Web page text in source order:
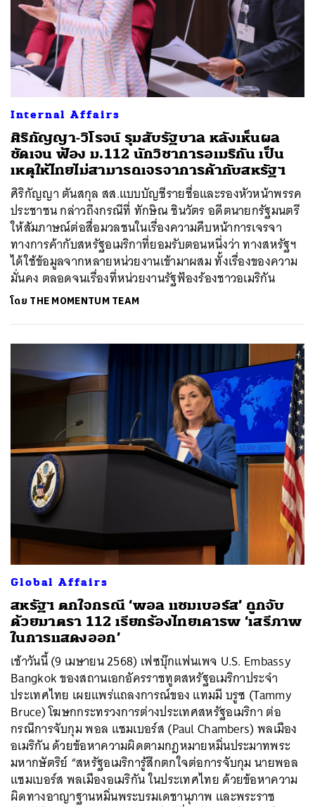
Internal Affairs
ศิริกัญญา-วิโรจน์ รุมสับรัฐบาล หลังเห็นผล
ชัดเจน ฟ้อง ม.112 นักวิชาการอเมริกัน เป็น
เหตุให้ไทยไม่สามารถเจรจาการค้ากับสหรัฐฯ
ศิริกัญญา ตันสกุล สส.แบบบัญชีรายชื่อและรองหัวหน้าพรรค
ประชาชน กล่าวถึงกรณีที่ ทักษิณ ชินวัตร อดีตนายกรัฐมนตรี
ให้สัมภาษณ์ต่อสื่อมวลชนในเรื่องความคืบหน้าการเจรจา
ทางการค้ากับสหรัฐอเมริกาที่ยอมรับตอนหนึ่งว่า ทางสหรัฐฯ
ได้ใช้ข้อมูลจากหลายหน่วยงานเข้ามาผสม ทั้งเรื่องของความ
มั่นคง ตลอดจนเรื่องที่หน่วยงานรัฐฟ้องร้องชาวอเมริกัน
โดย THE MOMENTUM TEAM
Global Affairs
สหรัฐฯ ตกใจกรณี ‘พอล แชมเบอร์ส’ ถูกจับ
ด้วยมาตรา 112 เรียกร้องไทยเคารพ ‘เสรีภาพ
ในการแสดงออก’
เช้าวันนี้ (9 เมษายน 2568) เฟซบุ๊กแฟนเพจ U.S. Embassy
Bangkok ของสถานเอกอัครราชทูตสหรัฐอเมริกาประจำ
ประเทศไทย เผยแพร่แถลงการณ์ของ แทมมี บรูซ (Tammy
Bruce) โฆษกกระทรวงการต่างประเทศสหรัฐอเมริกา ต่อ
กรณีการจับกุม พอล แชมเบอร์ส (Paul Chambers) พลเมือง
อเมริกัน ด้วยข้อหาความผิดตามกฎหมายหมิ่นประมาทพระ
มหากษัตริย์ “สหรัฐอเมริการู้สึกตกใจต่อการจับกุม นายพอล
แชมเบอร์ส พลเมืองอเมริกัน ในประเทศไทย ด้วยข้อหาความ
ผิดทางอาญาฐานหมิ่นพระบรมเดชานุภาพ และพระราช
ค้นหา
SHARE TWEET